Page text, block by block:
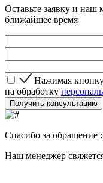
Оставьте заявку и наш
ближайшее время
Нажимая кнопку
Нажимая кнопку
на обработку
Получить консультацию
Спасибо за обращение
Наш менеджер